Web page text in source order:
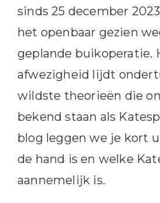
sinds 25 december
het openbaar gezien
geplande buikoperatie.
afwezigheid lijdt
wildste theorieën die
bekend staan als
blog leggen we je kort
de hand is en welke
aannemelijk is.